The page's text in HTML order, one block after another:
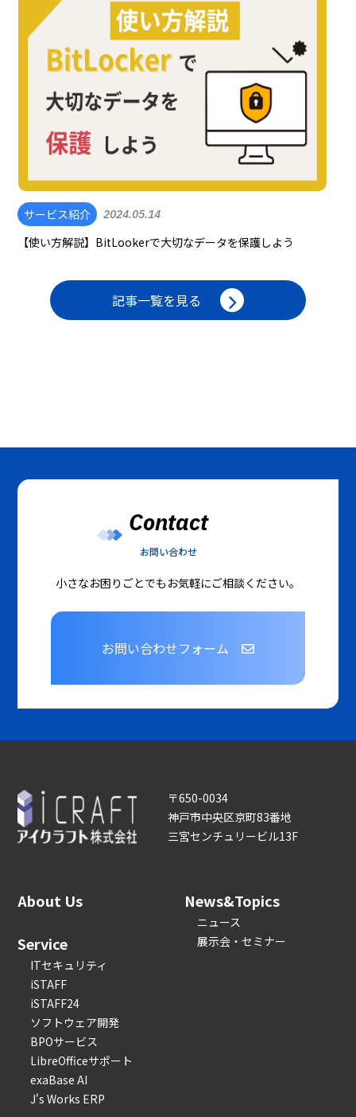
サービス紹介 2024.05.14
【使い方解説】BitLookerで大切なデータを保護しよう
記事一覧を見る
Contact
お問い合わせ
小さなお困りごとでもお気軽にご相談ください。
お問い合わせフォーム
〒650-0034
神戸市中央区京町83番地
三宮センチュリービル13F
About Us
Service
ITセキュリティ
iSTAFF
iSTAFF24
ソフトウェア開発
BPOサービス
LibreOfficeサポート
exaBase AI
J's Works ERP
News&Topics
ニュース
展示会・セミナー